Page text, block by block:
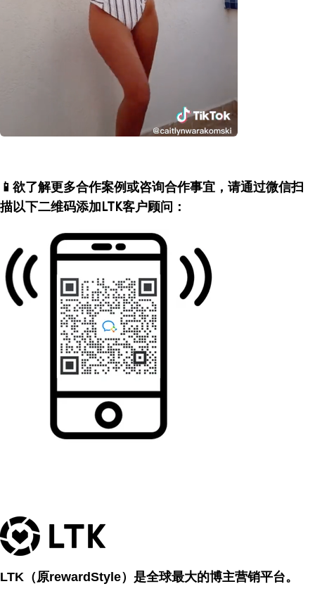
📱欲了解更多合作案例或咨询合作事宜，请通过微信扫
描以下二维码添加LTK客户顾问：
LTK（原rewardStyle）是全球最大的博主营销平台。